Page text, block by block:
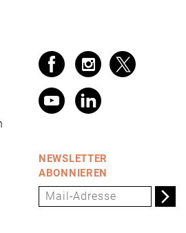
NEWSLETTER
ABONNIEREN